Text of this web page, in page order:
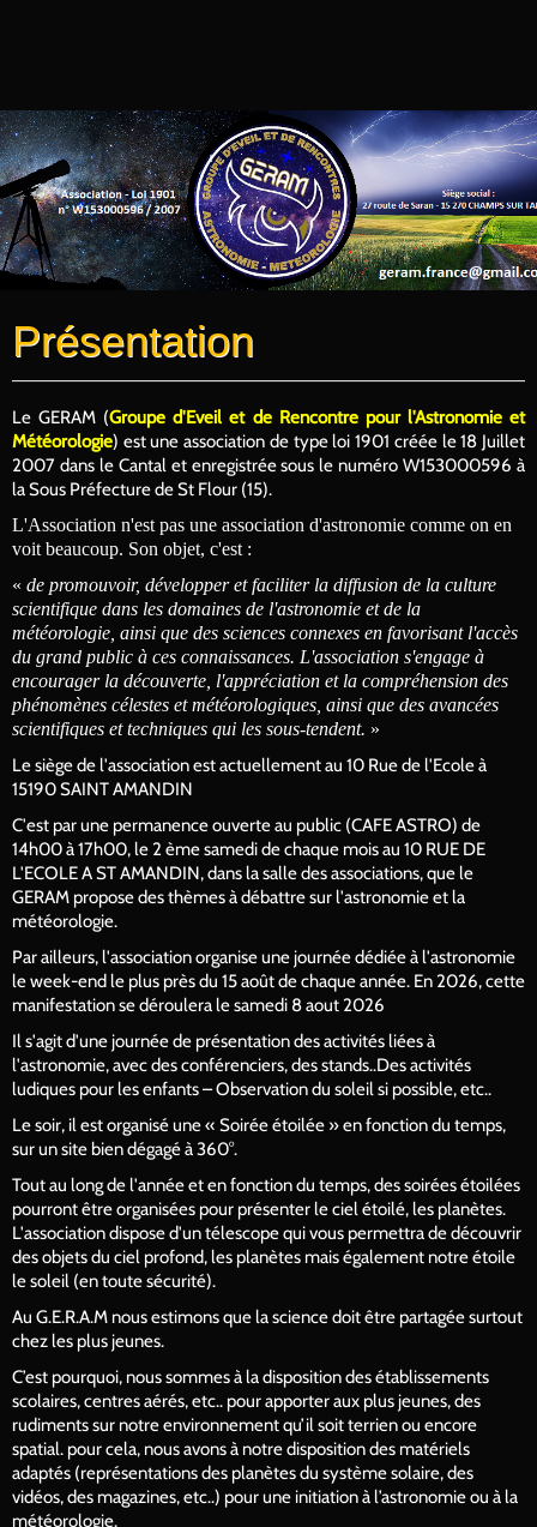
Présentation
Le GERAM (Groupe d'Eveil et de Rencontre pour l'Astronomie et
Météorologie) est une association de type loi 1901 créée le 18 Juillet
2007 dans le Cantal et enregistrée sous le numéro W153000596 à
la Sous Préfecture de St Flour (15).
L'Association n'est pas une association d'astronomie comme on en
voit beaucoup. Son objet, c'est :
« de promouvoir, développer et faciliter la diffusion de la culture
scientifique dans les domaines de l'astronomie et de la
météorologie, ainsi que des sciences connexes en favorisant l'accès
du grand public à ces connaissances. L'association s'engage à
encourager la découverte, l'appréciation et la compréhension des
phénomènes célestes et météorologiques, ainsi que des avancées
scientifiques et techniques qui les sous-tendent. »
Le siège de l'association est actuellement au 10 Rue de l'Ecole à
15190 SAINT AMANDIN
C'est par une permanence ouverte au public (CAFE ASTRO) de
14h00 à 17h00, le 2 ème samedi de chaque mois au 10 RUE DE
L'ECOLE A ST AMANDIN, dans la salle des associations, que le
GERAM propose des thèmes à débattre sur l'astronomie et la
météorologie.
Par ailleurs, l'association organise une journée dédiée à l'astronomie
le week-end le plus près du 15 août de chaque année. En 2026, cette
manifestation se déroulera le samedi 8 aout 2026
Il s'agit d'une journée de présentation des activités liées à
l'astronomie, avec des conférenciers, des stands..Des activités
ludiques pour les enfants – Observation du soleil si possible, etc..
Le soir, il est organisé une « Soirée étoilée » en fonction du temps,
sur un site bien dégagé à 360°.
Tout au long de l'année et en fonction du temps, des soirées étoilées
pourront être organisées pour présenter le ciel étoilé, les planètes.
L'association dispose d'un télescope qui vous permettra de découvrir
des objets du ciel profond, les planètes mais également notre étoile
le soleil (en toute sécurité).
Au G.E.R.A.M nous estimons que la science doit être partagée surtout
chez les plus jeunes.
C’est pourquoi, nous sommes à la disposition des établissements
scolaires, centres aérés, etc.. pour apporter aux plus jeunes, des
rudiments sur notre environnement qu’il soit terrien ou encore
spatial. pour cela, nous avons à notre disposition des matériels
adaptés (représentations des planètes du système solaire, des
vidéos, des magazines, etc..) pour une initiation à l’astronomie ou à la
météorologie.